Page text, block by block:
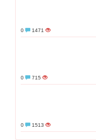
1471
715
1513